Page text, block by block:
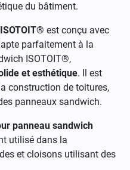
du bâtiment.
est conçu avec
parfaitement à la
ISOTOIT®,
et esthétique. Il est
construction de toitures,
panneaux sandwich.
panneau sandwich
utilisé dans la
et cloisons utilisant des